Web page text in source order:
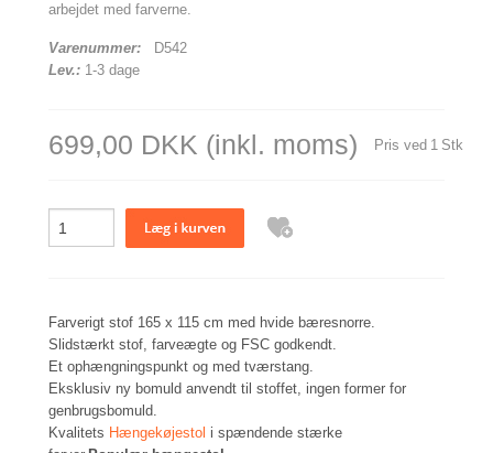
arbejdet med farverne.
Varenummer:
D542
Lev.: 1-3 dage
699,00 DKK (inkl. moms) Pris ved 1 Stk
Farverigt stof 165 x 115 cm med hvide bæresnorre.
Slidstærkt stof, farveægte og FSC godkendt.
Et ophængningspunkt og med tværstang.
Eksklusiv ny bomuld anvendt til stoffet, ingen former for
genbrugsbomuld.
Kvalitets Hængekøjestol i spændende stærke